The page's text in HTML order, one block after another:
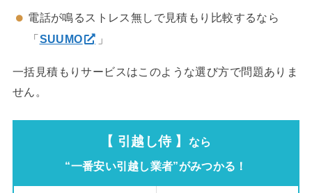
電話が鳴るストレス無しで見積もり比較するなら
「SUUMO 」
一括見積もりサービスはこのような選び方で問題ありま
せん。
【 引越し侍 】 なら
“一番安い引越し業者”がみつかる！